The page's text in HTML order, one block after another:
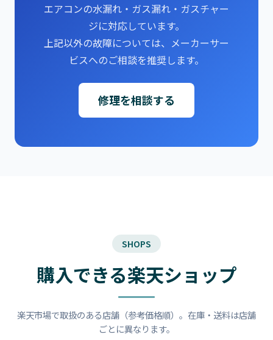
エアコンの水漏れ・ガス漏れ・ガスチャー
ジに対応しています。
上記以外の故障については、メーカーサー
ビスへのご相談を推奨します。
修理を相談する
SHOPS
購入できる楽天ショップ
楽天市場で取扱のある店舗（参考価格順）。在庫・送料は店舗
ごとに異なります。